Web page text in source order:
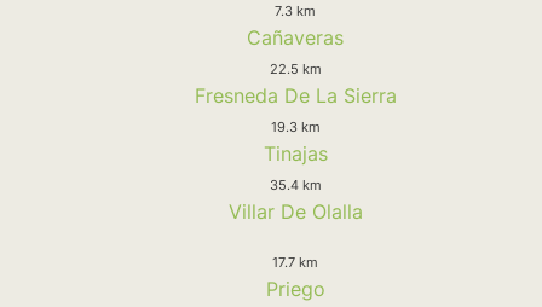
7.3 km
Cañaveras
22.5 km
Fresneda De La Sierra
19.3 km
Tinajas
35.4 km
Villar De Olalla
17.7 km
Priego